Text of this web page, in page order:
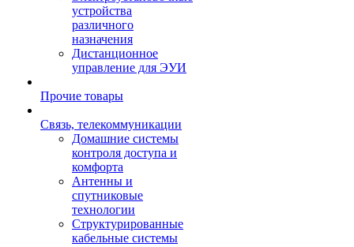
устройства
различного
назначения
Дистанционное
управление для ЭУИ
Прочие товары
Связь, телекоммуникации
Домашние системы
контроля доступа и
комфорта
Антенны и
спутниковые
технологии
Структурированные
кабельные системы